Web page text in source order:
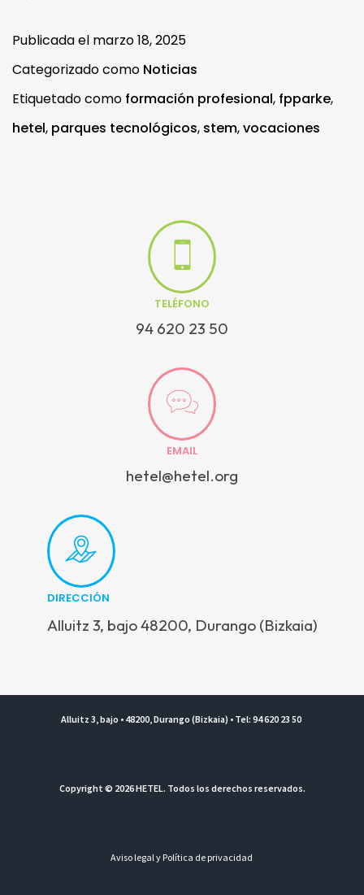
Publicada el marzo 18, 2025
Categorizado como Noticias
Etiquetado como formación profesional, fpparke,
hetel, parques tecnológicos, stem,vocaciones
TELÉFONO
94 620 23 50
EMAIL
hetel@hetel.org
DIRECCIÓN
Alluitz 3, bajo 48200, Durango (Bizkaia)
Alluitz 3, bajo • 48200, Durango (Bizkaia) • Tel: 94 620 23 50
Copyright © 2026 HETEL. Todos los derechos reservados.
Aviso legal y Política de privacidad